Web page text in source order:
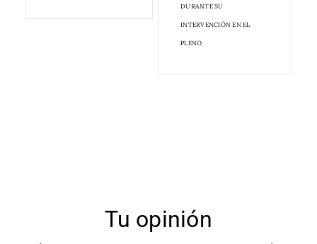
DURANTE SU
INTERVENCIÓN EN EL
PLENO
Tu opinión